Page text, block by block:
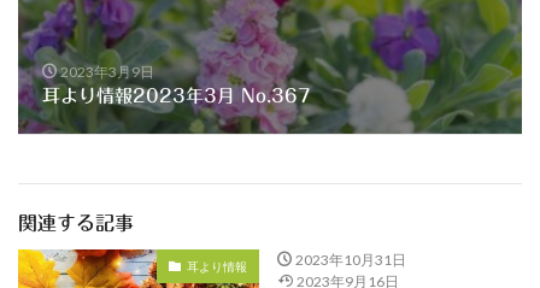
2023年3月9日
耳より情報2023年3月 No.367
関連する記事
耳より情報
2023年10月31日
2023年9月16日